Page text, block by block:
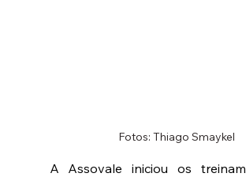
Fotos: Thiago Smaykel
A Assovale iniciou os